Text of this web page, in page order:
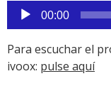
Reproductor
de
audio
00:00
Para escuchar el
ivoox: pulse aquí